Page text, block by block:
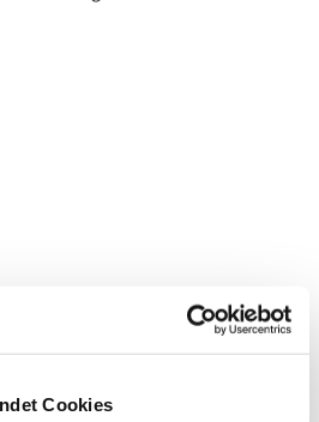
Cookies